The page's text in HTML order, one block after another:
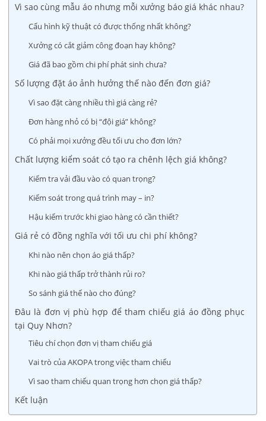
Vì sao cùng mẫu áo nhưng mỗi xưởng báo giá khác nhau?
Cấu hình kỹ thuật có được thống nhất không?
Xưởng có cắt giảm công đoạn hay không?
Giá đã bao gồm chi phí phát sinh chưa?
Số lượng đặt áo ảnh hưởng thế nào đến đơn giá?
Vì sao đặt càng nhiều thì giá càng rẻ?
Đơn hàng nhỏ có bị “đội giá” không?
Có phải mọi xưởng đều tối ưu cho đơn lớn?
Chất lượng kiểm soát có tạo ra chênh lệch giá không?
Kiểm tra vải đầu vào có quan trọng?
Kiểm soát trong quá trình may – in?
Hậu kiểm trước khi giao hàng có cần thiết?
Giá rẻ có đồng nghĩa với tối ưu chi phí không?
Khi nào nên chọn áo giá thấp?
Khi nào giá thấp trở thành rủi ro?
So sánh giá thế nào cho đúng?
Đâu là đơn vị phù hợp để tham chiếu giá áo đồng phục
tại Quy Nhơn?
Tiêu chí chọn đơn vị tham chiếu giá
Vai trò của AKOPA trong việc tham chiếu
Vì sao tham chiếu quan trọng hơn chọn giá thấp?
Kết luận